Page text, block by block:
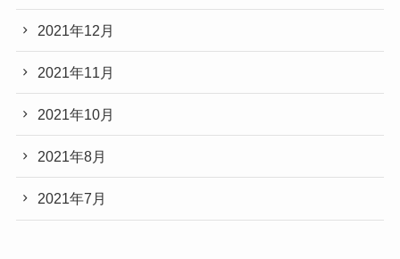
2021年12月
2021年11月
2021年10月
2021年8月
2021年7月